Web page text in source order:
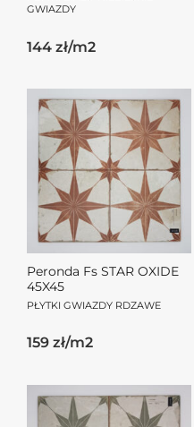
GWIAZDY
144 zł/m2
Peronda Fs STAR OXIDE
45X45
PŁYTKI GWIAZDY RDZAWE
159 zł/m2